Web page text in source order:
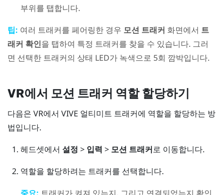
부위를 탭합니다.
팁: 여러 트래커를 페어링한 경우 모션 트래커 화면에서 트
래커 확인을 탭하여 특정 트래커를 찾을 수 있습니다. 그러
면 선택한 트래커의 상태 LED가 녹색으로 5회 깜박입니다.
VR에서 모션 트래커 역할 할당하기
다음은 VR에서 VIVE 얼티미트 트래커에 역할을 할당하는 방
법입니다.
헤드셋에서 설정 > 입력 > 모션 트래커로 이동합니다.
역할을 할당하려는 트래커를 선택합니다.